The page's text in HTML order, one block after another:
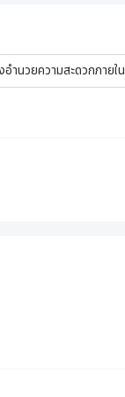
อำนวยความสะดวกภายใน